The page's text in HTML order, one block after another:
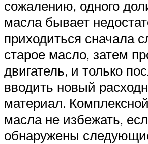
сожалению, одного
масла бывает
приходиться сначала
старое масло, затем
двигатель, и только
вводить новый
материал.
масла не избежать,
обнаружены